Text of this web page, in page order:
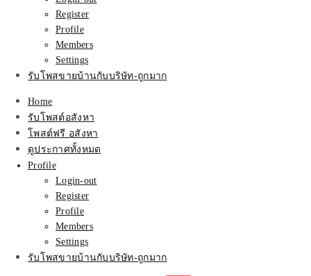
SEOขายบ้าน
Register
Profile
Members
Settings
รับโพสขายบ้านกับบริษัท-ถูกมาก
Home
รับโพสต์อสังหา
โพสต์ฟรี อสังหา
ดูประกาศทั้งหมด
Profile
Login-out
Register
Profile
Members
Settings
รับโพสขายบ้านกับบริษัท-ถูกมาก